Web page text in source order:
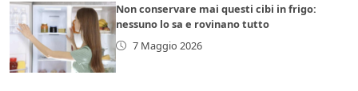
Non conservare mai questi cibi in frigo:
nessuno lo sa e rovinano tutto
7 Maggio 2026